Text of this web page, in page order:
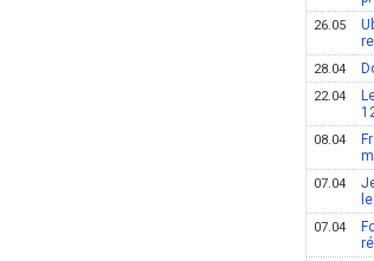
26.05
28.04
22.04
08.04
07.04
07.04